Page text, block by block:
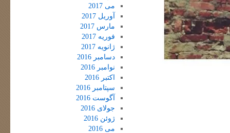
می 2017
آوریل 2017
مارس 2017
فوریه 2017
ژانویه 2017
دسامبر 2016
نوامبر 2016
اکتبر 2016
سپتامبر 2016
آگوست 2016
جولای 2016
ژوئن 2016
می 2016